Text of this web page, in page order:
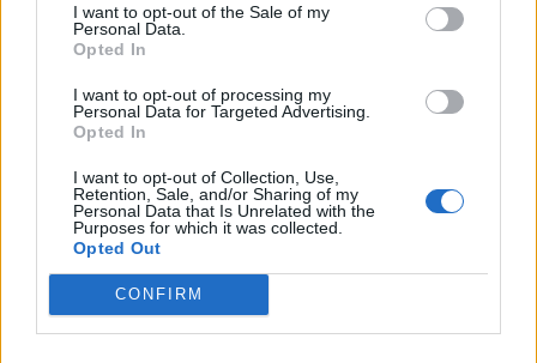
I want to opt-out of the Sale of my
Personal Data.
Opted In
I want to opt-out of processing my
Personal Data for Targeted Advertising.
Opted In
I want to opt-out of Collection, Use,
Retention, Sale, and/or Sharing of my
Personal Data that Is Unrelated with the
Purposes for which it was collected.
Opted Out
CONFIRM
TI POTREBBE INTERESSARE
PERIODO CLASSICO
De Legibus, Libro 1, Paragrafo 10
PERIODO CLASSICO
De Legibus, Libro 1, Paragrafo 27